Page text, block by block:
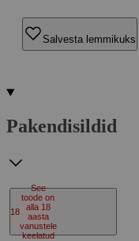
Salvesta lemmikuks
Pakendisildid
18
See
toode on
alla 18
aasta
vanustele
keelatud